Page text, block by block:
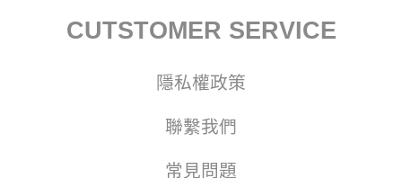
CUTSTOMER SERVICE
隱私權政策
聯繫我們
常見問題